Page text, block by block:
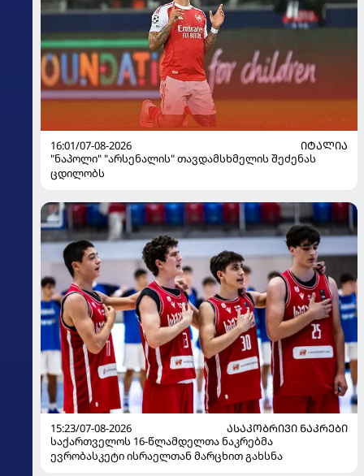
16:01/07-08-2026
ᲘᲢᲐᲚᲘᲐ
"ნაპოლი" "არსენალის" თავდამსხმელის შეძენას
ცდილობს
15:23/07-08-2026
ᲐᲡᲐᲙᲝᲑᲠᲘᲕᲘ ᲜᲐᲙᲠᲔᲑᲘ
საქართველოს 16-წლამდელთა ნაკრებმა
ევრობასკეტი ისრაელთან მარცხით გახსნა